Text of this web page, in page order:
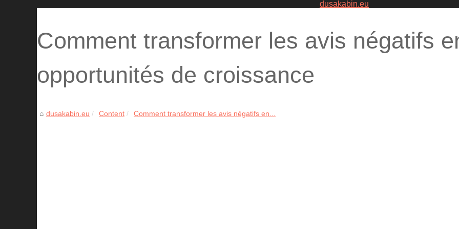
Comment transformer les avis négatifs
opportunités de croissance
dusakabin.eu Content Comment transformer les avis négatifs en...
dusakabin.eu